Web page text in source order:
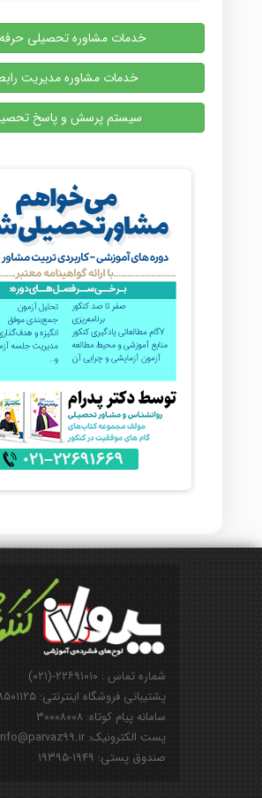
خدمات مشاوره تحصیلی
خدمات مشاوره مدیریت
سیستم پرسش و پاسخ
شماره تماس : ۲۲۶۹۱۰۱۰-(۰۲۱)
پشتیبانی فروشگاه اینترنتی: ۰۹۱۲۸۵۰۱۱۲۵
سامانه پیام کوتاه: ۳۰۰۰۸۰۰۸
پست الکترونیک: info@parvaz99.ir
صندوق پستی: ۱۹۴۹-۱۹۳۹۵